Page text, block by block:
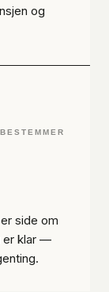
og
side om
er klar —